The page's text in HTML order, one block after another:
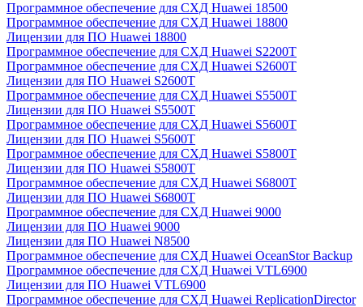
Программное обеспечение для СХД Huawei 18500
Программное обеспечение для СХД Huawei 18800
Лицензии для ПО Huawei 18800
Программное обеспечение для СХД Huawei S2200T
Программное обеспечение для СХД Huawei S2600T
Лицензии для ПО Huawei S2600T
Программное обеспечение для СХД Huawei S5500T
Лицензии для ПО Huawei S5500T
Программное обеспечение для СХД Huawei S5600T
Лицензии для ПО Huawei S5600T
Программное обеспечение для СХД Huawei S5800T
Лицензии для ПО Huawei S5800T
Программное обеспечение для СХД Huawei S6800T
Лицензии для ПО Huawei S6800T
Программное обеспечение для СХД Huawei 9000
Лицензии для ПО Huawei 9000
Лицензии для ПО Huawei N8500
Программное обеспечение для СХД Huawei OceanStor Backup
Программное обеспечение для СХД Huawei VTL6900
Лицензии для ПО Huawei VTL6900
Программное обеспечение для СХД Huawei ReplicationDirector